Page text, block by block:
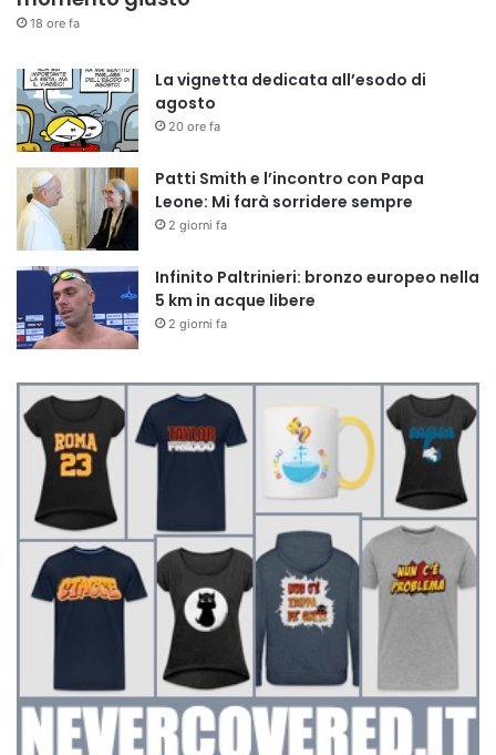
18 ore fa
La vignetta dedicata all’esodo di
agosto
20 ore fa
Patti Smith e l’incontro con Papa
Leone: Mi farà sorridere sempre
2 giorni fa
Infinito Paltrinieri: bronzo europeo nella
5 km in acque libere
2 giorni fa